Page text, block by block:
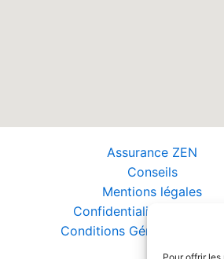
Assurance ZEN
Conseils
Mentions légales
Confidentialité et Données
Conditions Générales de